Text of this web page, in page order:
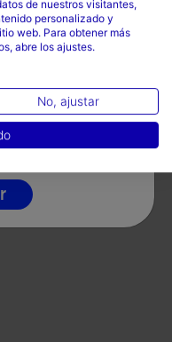
de nuestros visitantes,
personalizado y
web. Para obtener más
abre los ajustes.
No, ajustar